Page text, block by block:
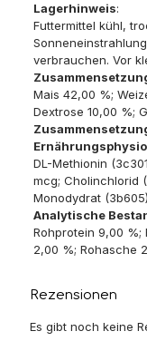
Lagerhinweis:
Futtermittel kühl,
verbrauchen. Vor
Mais 42,00 %;
Dextrose 10,00 %;
DL-Methionin
mcg; Cholinchlorid
Monodydrat
Analytische
Rohprotein 9,00
2,00 %; Rohasche
Rezensionen
Es gibt noch keine